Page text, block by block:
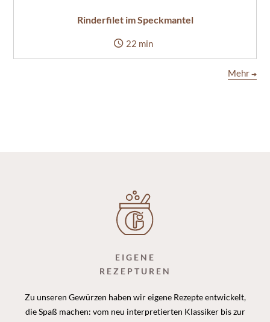
Rinderfilet im Speckmantel
22 min
Mehr ➔
EIGENE
REZEPTUREN
Zu unseren Gewürzen haben wir eigene Rezepte entwickelt,
die Spaß machen: vom neu interpretierten Klassiker bis zur